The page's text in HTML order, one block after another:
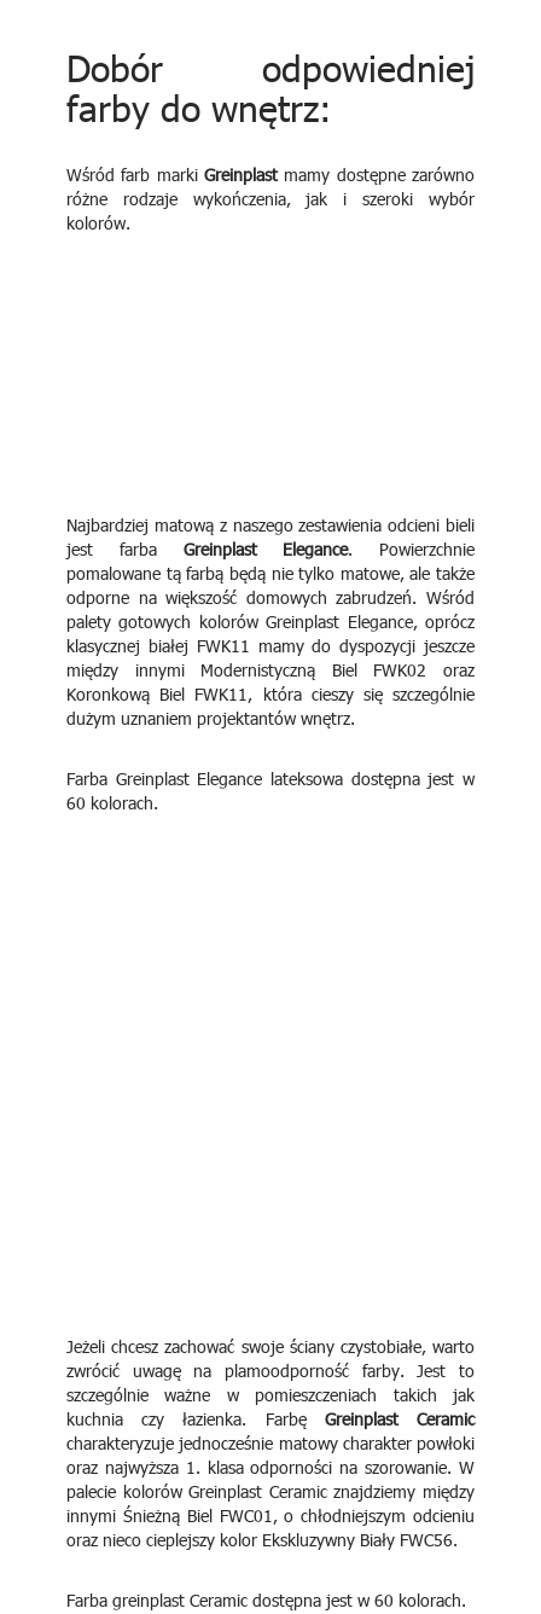
Dobór odpowiedniej
farby do wnętrz:
Wśród farb marki Greinplastmamy dostępne zarówno
różne rodzaje wykończenia, jak i szeroki wybór
kolorów.
Najbardziej matową z naszego zestawienia odcieni bieli
jest farbaGreinplast Elegance. Powierzchnie
pomalowane tą farbą będą nie tylko matowe, ale także
odporne na większość domowych zabrudzeń. Wśród
palety gotowych kolorów Greinplast Elegance, oprócz
klasycznej białej FWK11 mamy do dyspozycji jeszcze
między innymi Modernistyczną Biel FWK02 oraz
Koronkową Biel FWK11, która cieszy się szczególnie
dużym uznaniem projektantów wnętrz.
Farba Greinplast Elegance lateksowa dostępna jest w
60 kolorach.
Jeżeli chcesz zachować swoje ściany czystobiałe, warto
zwrócić uwagę na plamoodporność farby. Jest to
szczególnie ważne w pomieszczeniach takich jak
kuchnia czy łazienka. Farbę Greinplast Ceramic
charakteryzuje jednocześnie matowy charakter powłoki
oraz najwyższa 1. klasa odporności na szorowanie. W
palecie kolorów Greinplast Ceramic znajdziemy między
innymi Śnieżną Biel FWC01, o chłodniejszym odcieniu
oraz nieco cieplejszy kolor Ekskluzywny Biały FWC56.
Farba greinplast Ceramic dostępna jest w 60 kolorach.